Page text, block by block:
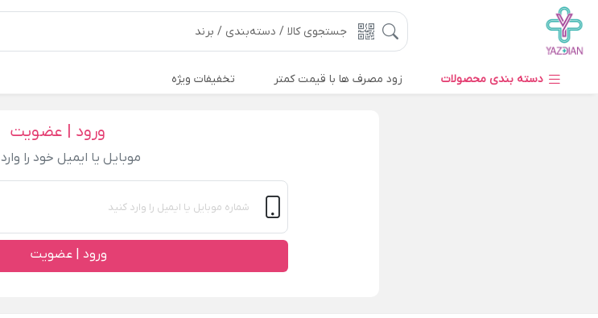
دسته بندی محصولات زود مصرف ها با قیمت کمتر تخفیفات ویژه
ورود | عضویت
موبایل یا ایمیل خود را
ورود | عضویت